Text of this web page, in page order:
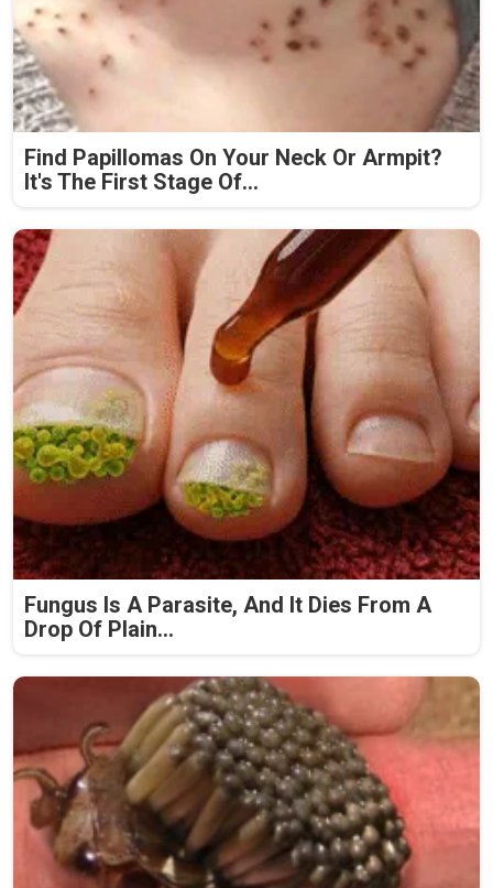
Find Papillomas On Your Neck Or Armpit?
It's The First Stage Of...
Fungus Is A Parasite, And It Dies From A
Drop Of Plain...